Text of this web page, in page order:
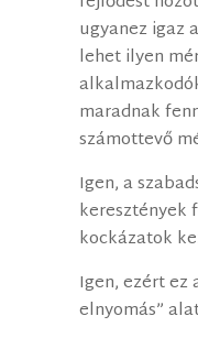
ugyanez igaz
lehet ilyen
maradnak
számottevő
Igen, a
keresztények
kockázatok
Igen, ezért ez
elnyomás”